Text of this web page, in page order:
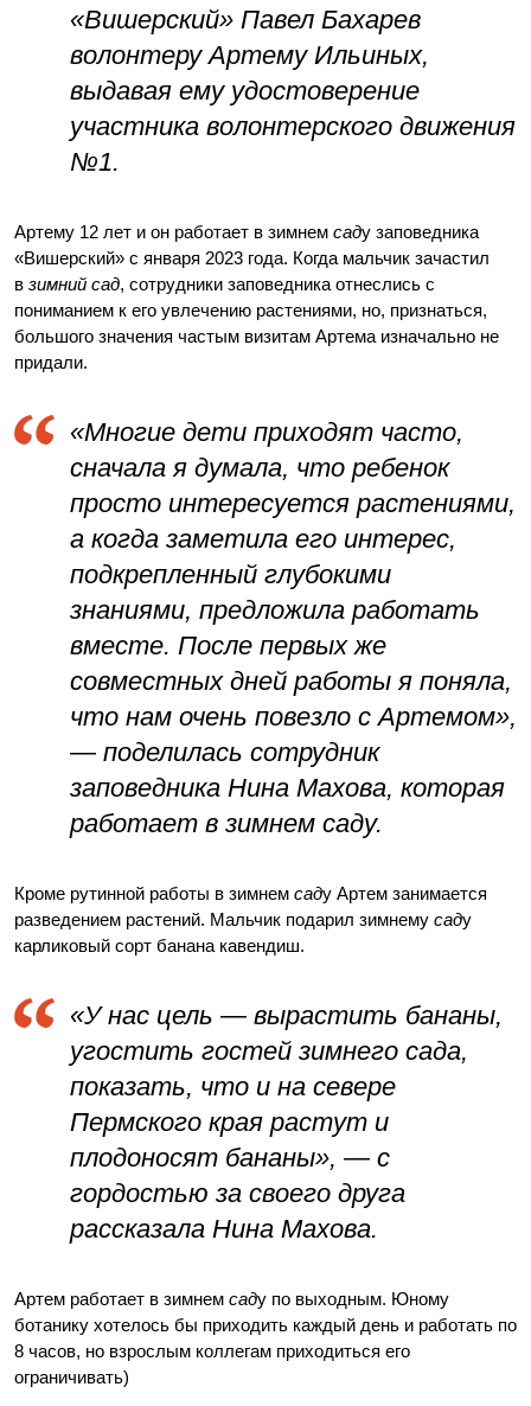
«Вишерский» Павел Бахарев
волонтеру Артему Ильиных,
выдавая ему удостоверение
участника волонтерского движения
№1.
Артему 12 лет и он работает в зимнем саду заповедника
«Вишерский» с января 2023 года. Когда мальчик зачастил
в зимний сад, сотрудники заповедника отнеслись с
пониманием к его увлечению растениями, но, признаться,
большого значения частым визитам Артема изначально не
придали.
«Многие дети приходят часто,
сначала я думала, что ребенок
просто интересуется растениями,
а когда заметила его интерес,
подкрепленный глубокими
знаниями, предложила работать
вместе. После первых же
совместных дней работы я поняла,
что нам очень повезло с Артемом»,
— поделилась сотрудник
заповедника Нина Махова, которая
работает в зимнем саду.
Кроме рутинной работы в зимнем саду Артем занимается
разведением растений. Мальчик подарил зимнему саду
карликовый сорт банана кавендиш.
«У нас цель — вырастить бананы,
угостить гостей зимнего сада,
показать, что и на севере
Пермского края растут и
плодоносят бананы», — с
гордостью за своего друга
рассказала Нина Махова.
Артем работает в зимнем саду по выходным. Юному
ботанику хотелось бы приходить каждый день и работать по
8 часов, но взрослым коллегам приходиться его
ограничивать)